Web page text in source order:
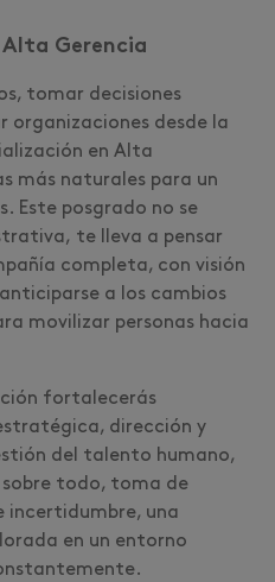
Gerencia
tomar decisiones
desde la
en Alta
más naturales para un
Este posgrado no se
te lleva a pensar
completa, con visión
a los cambios
movilizar personas hacia
fortalecerás
dirección y
del talento humano,
sobre todo, toma de
incertidumbre, una
en un entorno